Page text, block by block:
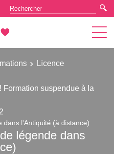
Licence
Formation suspendue à la
dans l'Antiquité (à distance)
légende dans